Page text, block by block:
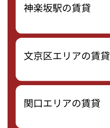
神楽坂駅の賃貸
文京区エリアの賃貸
関口エリアの賃貸